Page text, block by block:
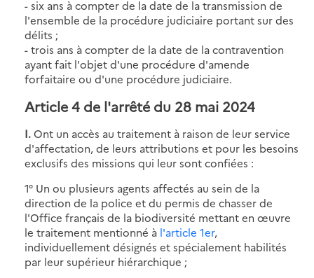
- six ans à compter de la date de la transmission de
l'ensemble de la procédure judiciaire portant sur des
délits ;
- trois ans à compter de la date de la contravention
ayant fait l'objet d'une procédure d'amende
forfaitaire ou d'une procédure judiciaire.
Article 4 de l'arrêté du 28 mai 2024
I.Ont un accès au traitement à raison de leur service
d'affectation, de leurs attributions et pour les besoins
exclusifs des missions qui leur sont confiées :
1° Un ou plusieurs agents affectés au sein de la
direction de la police et du permis de chasser de
l'Office français de la biodiversité mettant en œuvre
le traitement mentionné à l'article 1er,
individuellement désignés et spécialement habilités
par leur supérieur hiérarchique ;